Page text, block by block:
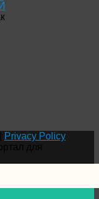
Privacy Policy